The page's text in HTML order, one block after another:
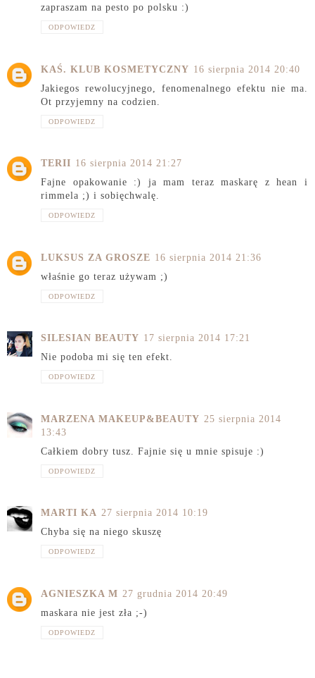
zapraszam na pesto po polsku :)
ODPOWIEDZ
KAŚ. KLUB KOSMETYCZNY 16 sierpnia 2014 20:40
Jakiegos rewolucyjnego, fenomenalnego efektu nie ma.
Ot przyjemny na codzien.
ODPOWIEDZ
TERII 16 sierpnia 2014 21:27
Fajne opakowanie :) ja mam teraz maskarę z hean i
rimmela ;) i sobięchwalę.
ODPOWIEDZ
LUKSUS ZA GROSZE 16 sierpnia 2014 21:36
właśnie go teraz używam ;)
ODPOWIEDZ
SILESIAN BEAUTY 17 sierpnia 2014 17:21
Nie podoba mi się ten efekt.
ODPOWIEDZ
MARZENA MAKEUP&BEAUTY 25 sierpnia 2014
13:43
Całkiem dobry tusz. Fajnie się u mnie spisuje :)
ODPOWIEDZ
MARTI KA 27 sierpnia 2014 10:19
Chyba się na niego skuszę
ODPOWIEDZ
AGNIESZKA M 27 grudnia 2014 20:49
maskara nie jest zła ;-)
ODPOWIEDZ